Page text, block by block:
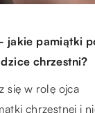
przy
krzesła barowe
jakie pamiątki
chrzestni?
się w rolę ojca
chrzestnej i
– jaki zegarek
wyposażeni w
odkładając je